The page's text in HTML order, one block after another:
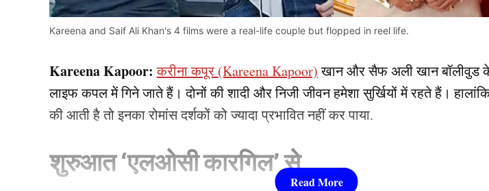
Kareena and Saif Ali Khan's 4 films were a real-life couple but flopped in reel life.
Kareena Kapoor: करीना कपूर (Kareena Kapoor)खान और सैफ अली खान बॉलीवुड
लाइफ कपल में गिने जाते हैं। दोनों की शादी और निजी जीवन हमेशा सुर्खियों में रहते हैं।
की आती है तो इनका रोमांस दर्शकों को ज्यादा प्रभावित नहीं कर पाया.
शुरुआत ‘एलओसी कारगिल’ से